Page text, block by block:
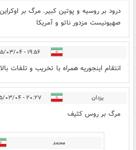
درود بر روسیه و پوتین کبیر. مرگ بر
صهیونیست مزدور ناتو و آمریکا
۱۹:۵۶ - ۱۴۰۵/۰۳/۰۴
انتقام اینجوریه همراه با تخریب و تلفات
یزدان ۲۰:۲۷ - ۱۴۰۵/۰۳/۰۴
مرگ بر روس کثیف
محمد